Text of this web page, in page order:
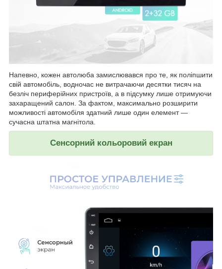
Напевно, кожен автолюба замислювався про те, як поліпшити
свій автомобіль, водночас не витрачаючи десятки тисяч на
безліч периферійних пристроїв, а в підсумку лише отримуючи
захаращений салон. За фактом, максимально розширити
можливості автомобіля здатний лише один елемент —
сучасна штатна магнітола.
Сенсорний кольоровий екран